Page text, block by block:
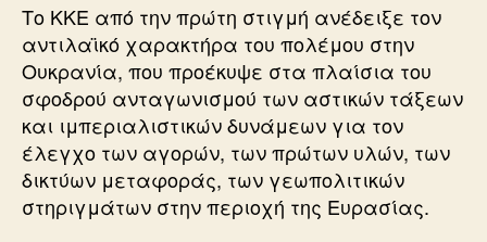
Το ΚΚΕ από την πρώτη στιγμή ανέδειξε τον
αντιλαϊκό χαρακτήρα του πολέμου στην
Ουκρανία, που προέκυψε στα πλαίσια του
σφοδρού ανταγωνισμού των αστικών τάξεων
και ιμπεριαλιστικών δυνάμεων για τον
έλεγχο των αγορών, των πρώτων υλών, των
δικτύων μεταφοράς, των γεωπολιτικών
στηριγμάτων στην περιοχή της Ευρασίας.